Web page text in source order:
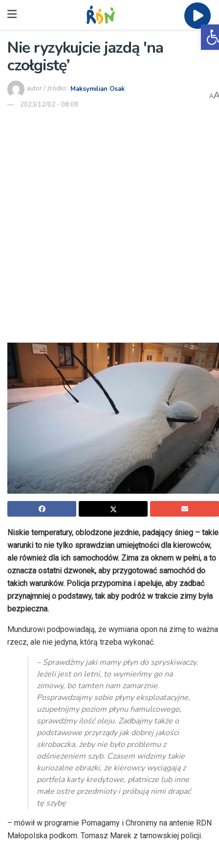
Nie ryzykujcie jazdą 'na
czołgistę’
autor / źródło: Maksymilian Osak
2023/12/02 - 08:08
A
Niskie temperatury, oblodzone jezdnie, padający śnieg – takie
warunki to nie tylko sprawdzian umiejętności dla kierowców,
ale również dla ich samochodów. Zima za oknem w pełni, a to
oznacza ostatni dzwonek, aby przygotować samochód do
takich warunków. Policja przypomina i apeluje, aby zadbać
przynajmniej o podstawy, tak aby podróż w trakcie zimy była
bezpieczna.
Mundurowi podpowiadają, że wymiana opon na zimę to ważna
rzecz, ale nie jedyna, którą trzeba wykonać.
– Sprawdźmy jaki mamy płyn do spryskiwaczy.
Jeżeli jest on letni, to wymieńmy go na
zimowy, bo tamten nam zamarznie.
Posprawdzajmy sobie płyny eksploatacyjne,
uzupełnijmy poziom płynu hamulcowego,
sprawdźmy ilość oleju. Zadbajmy także o
podstawowe przyrządy jak dobrej jakości
skrobaczka, żeby nie było problemu z
odśnieżeniem szyb. Czasem widzimy takie
kuriozalne obrazki, że kierowcy wyciągają z
portfela karty kredytowe, płatnicze lub inne
małe ostre przedmioty i próbują nimi drapać
tę szybę
– mówił w programie Pomagamy i Chronimy na antenie RDN
Małopolska podkom. Tomasz Marek z tarnowskiej policji.